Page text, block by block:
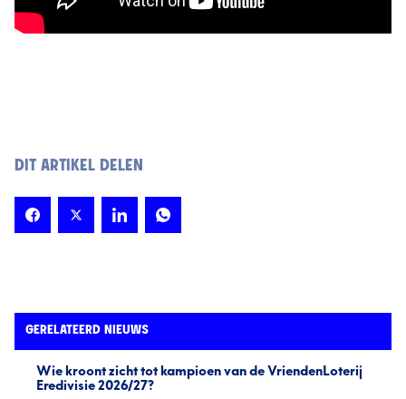
DIT ARTIKEL DELEN
GERELATEERD NIEUWS
Wie kroont zicht tot kampioen van de VriendenLoterij
Eredivisie 2026/27?